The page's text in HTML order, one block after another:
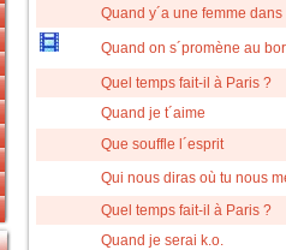
Quand y´a une femme dans
Quand on s´promène au
Quel temps fait-il à Paris ?
Quand je t´aime
Que souffle l´esprit
Qui nous diras où tu nous
Quel temps fait-il à Paris ?
Quand je serai k.o.